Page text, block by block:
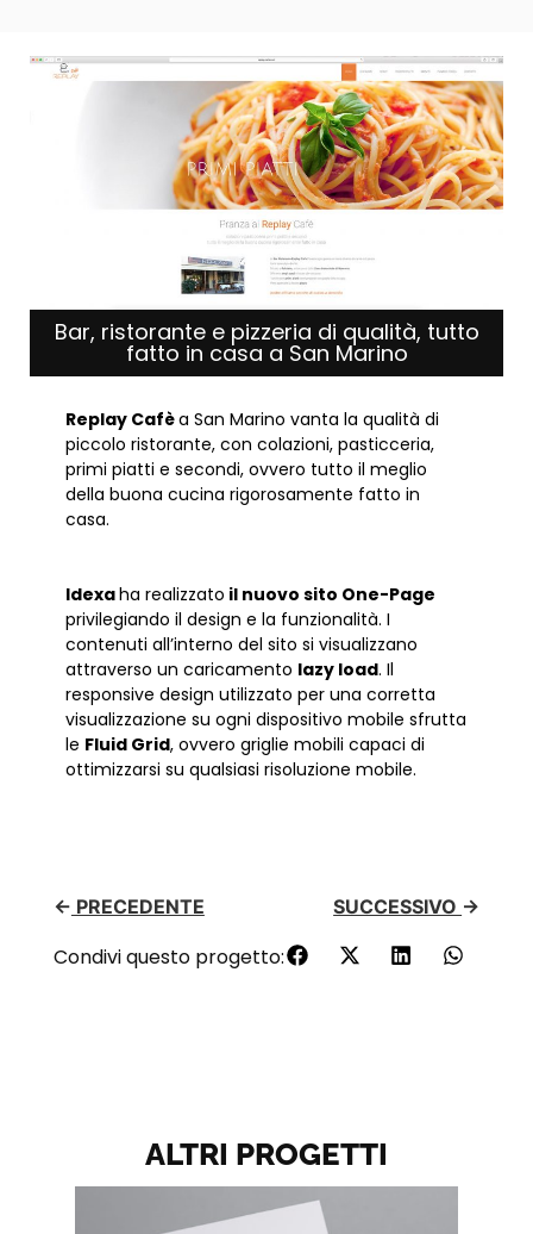
Bar, ristorante e pizzeria di qualità, tutto
fatto in casa a San Marino
Replay Cafèa San Marino vanta la qualità di
piccolo ristorante, con colazioni, pasticceria,
primi piatti e secondi, ovvero tutto il meglio
della buona cucina rigorosamente fatto in
casa.
Idexaha realizzato il nuovo sito One-Page
privilegiando il design e la funzionalità. I
contenuti all’interno del sito si visualizzano
attraverso un caricamento lazy load. Il
responsive design utilizzato per una corretta
visualizzazione su ogni dispositivo mobile sfrutta
le Fluid Grid, ovvero griglie mobili capaci di
ottimizzarsi su qualsiasi risoluzione mobile.
← PRECEDENTE SUCCESSIVO →
Condivi questo progetto:
ALTRI PROGETTI